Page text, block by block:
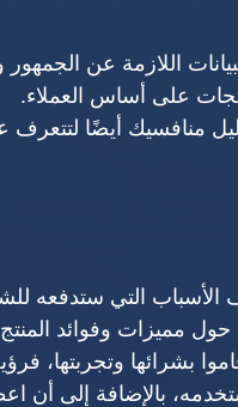
اللازمة عن الجمهور
على أساس العملاء.
منافسيك أيضًا
التي ستدفعه
مميزات وفوائد
بشرائها وتجربتها،
بالإضافة إلى أن